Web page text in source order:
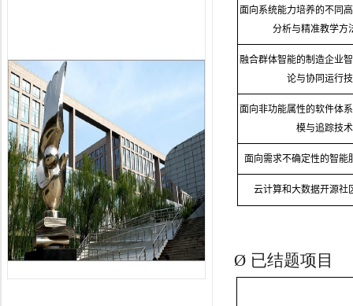
面向系统能力培养的不同
分析与精准教学方
融合群体智能的制造企业
论与协同运行
面向非功能属性的软件体
模与追踪技术
面向需求不确定性的智能
云计算和大数据开源社
Ø 已结题项目